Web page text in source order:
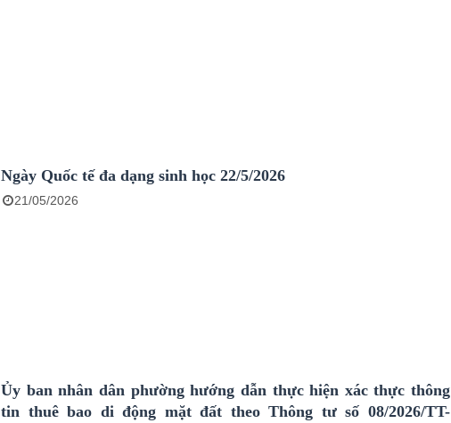
Ngày Quốc tế đa dạng sinh học 22/5/2026
21/05/2026
Ủy ban nhân dân phường hướng dẫn thực hiện xác thực thông
tin thuê bao di động mặt đất theo Thông tư số 08/2026/TT-